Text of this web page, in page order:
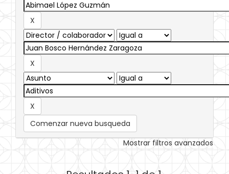
Comenzar nueva busqueda
Mostrar filtros avanzados